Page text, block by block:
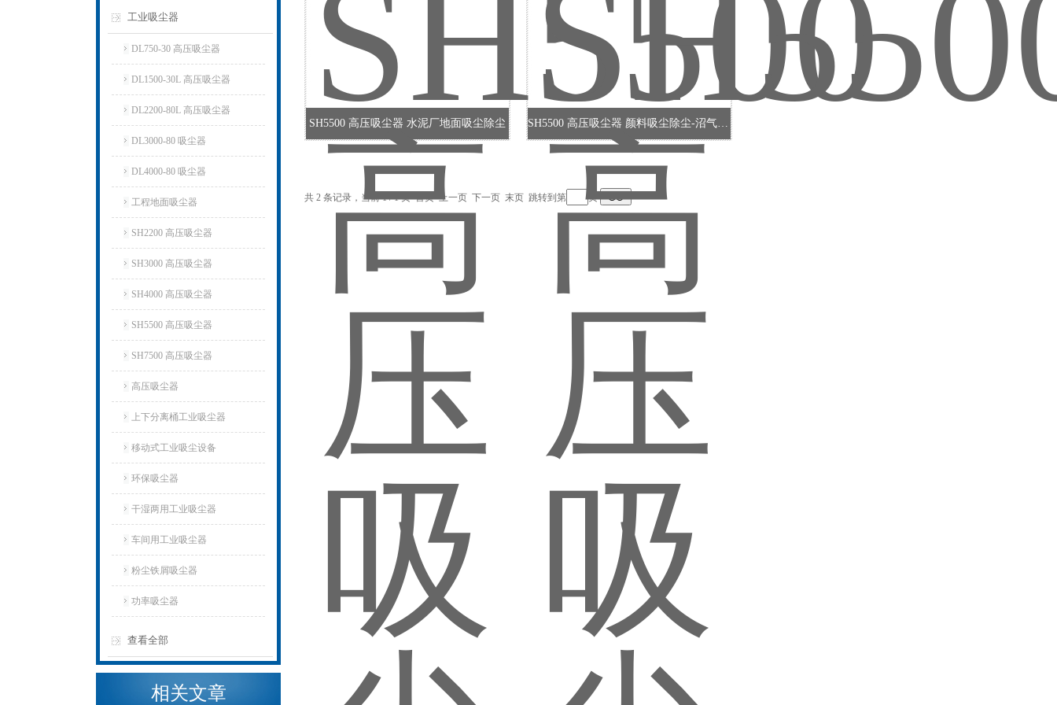
工业吸尘器
DL750-30 高压吸尘器
DL1500-30L 高压吸尘器
DL2200-80L 高压吸尘器
DL3000-80 吸尘器
DL4000-80 吸尘器
工程地面吸尘器
SH2200 高压吸尘器
SH3000 高压吸尘器
SH4000 高压吸尘器
SH5500 高压吸尘器
SH7500 高压吸尘器
高压吸尘器
上下分离桶工业吸尘器
移动式工业吸尘设备
环保吸尘器
干湿两用工业吸尘器
车间用工业吸尘器
粉尘铁屑吸尘器
功率吸尘器
查看全部
相关文章
SH5500 高压吸尘器 水泥厂地面吸尘除尘 SH5500 高压吸尘器 颜料吸尘除尘-沼气收集设备
共 2 条记录，当前 1 / 1 页 首页 上一页 下一页 末页 跳转到第 页